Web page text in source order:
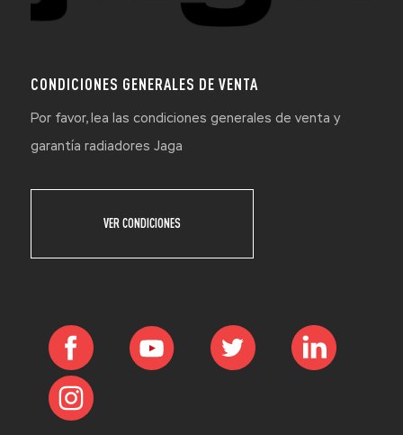
CONDICIONES GENERALES DE VENTA
Por favor, lea las condiciones generales de venta y
garantía radiadores Jaga
VER CONDICIONES